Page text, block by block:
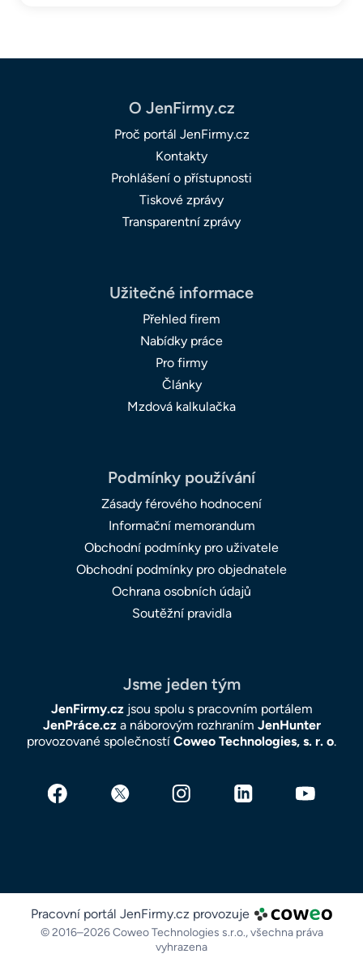
O JenFirmy.cz
Proč portál JenFirmy.cz
Kontakty
Prohlášení o přístupnosti
Tiskové zprávy
Transparentní zprávy
Užitečné informace
Přehled firem
Nabídky práce
Pro firmy
Články
Mzdová kalkulačka
Podmínky používání
Zásady férového hodnocení
Informační memorandum
Obchodní podmínky pro uživatele
Obchodní podmínky pro objednatele
Ochrana osobních údajů
Soutěžní pravidla
Jsme jeden tým
JenFirmy.czjsou spolu s pracovním portálem
JenPráce.cza náborovým rozhraním JenHunter
provozované společností Coweo Technologies, s. r. o.
Pracovní portál JenFirmy.cz provozuje
© 2016–2026 Coweo Technologies s.r.o.,všechna práva
vyhrazena